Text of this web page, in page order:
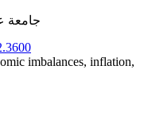
جامعة
imbalances, inflation,